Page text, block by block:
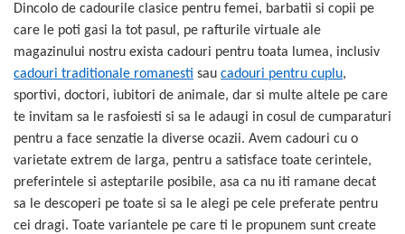
Dincolo de cadourile clasice pentru femei, barbatii si copii pe
care le poti gasi la tot pasul, pe rafturile virtuale ale
magazinului nostru exista cadouri pentru toata lumea, inclusiv
cadouri traditionale romanesti sau cadouri pentru cuplu,
sportivi, doctori, iubitori de animale, dar si multe altele pe care
te invitam sa le rasfoiesti si sa le adaugi in cosul de cumparaturi
pentru a face senzatie la diverse ocazii. Avem cadouri cu o
varietate extrem de larga, pentru a satisface toate cerintele,
preferintele si asteptarile posibile, asa ca nu iti ramane decat
sa le descoperi pe toate si sa le alegi pe cele preferate pentru
cei dragi. Toate variantele pe care ti le propunem sunt create